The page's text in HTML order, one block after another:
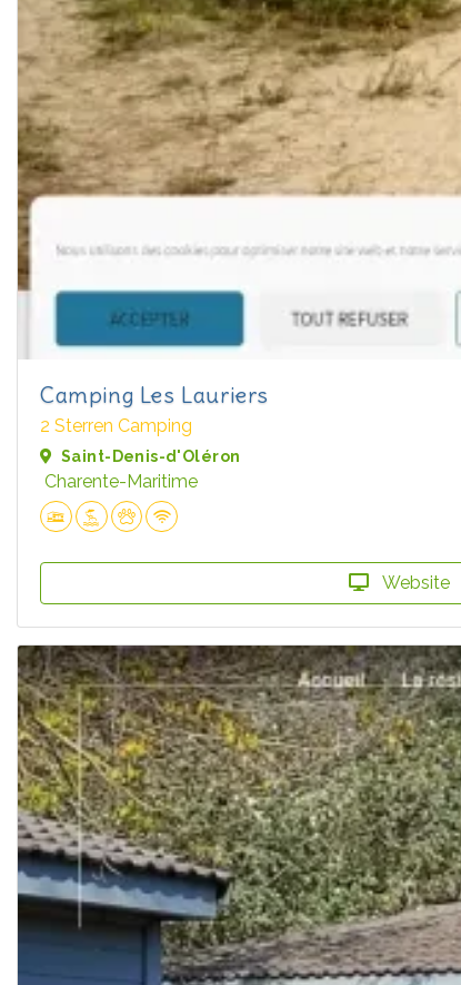
Camping Les Lauriers
2 Sterren Camping
Saint-Denis-d'Oléron
Charente-Maritime
Website